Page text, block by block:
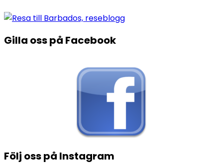
Gilla oss på Facebook
Följ oss på Instagram